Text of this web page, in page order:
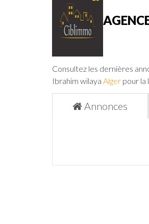
Consultez les dernières
Ibrahim wilaya Alger pour la
Annonces